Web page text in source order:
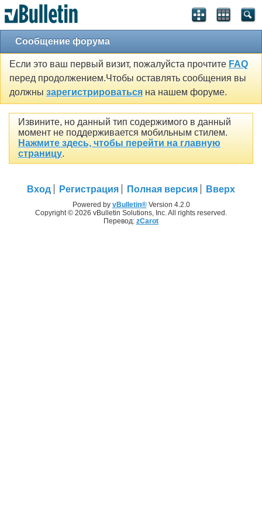
Сообщение форума
Если это ваш первый визит, пожалуйста прочтите FAQ
перед продолжением.Чтобы оставлять сообщения вы
должны зарегистрироваться на нашем форуме.
Извините, но данный тип содержимого в данный
момент не поддерживается мобильным стилем.
Нажмите здесь, чтобы перейти на главную
страницу.
Вход Регистрация Полная версия Вверх
Powered by vBulletin®Version 4.2.0
Copyright © 2026 vBulletin Solutions, Inc. All rights reserved.
Перевод: zCarot